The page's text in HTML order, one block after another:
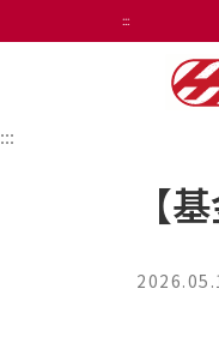
:::
:::
【